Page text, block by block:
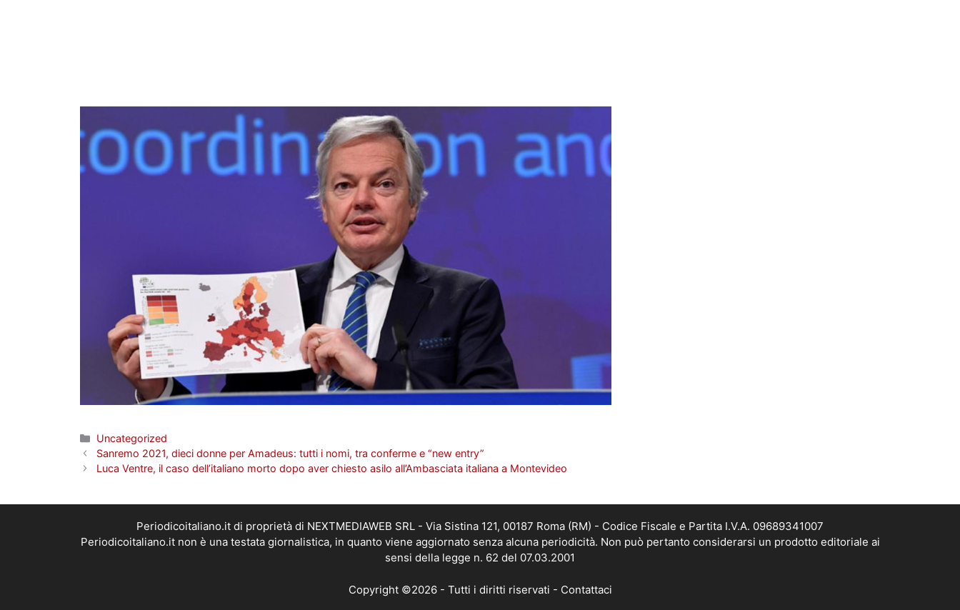
Categorie
Uncategorized
Sanremo 2021, dieci donne per Amadeus: tutti i nomi, tra conferme e “new entry”
Luca Ventre, il caso dell’italiano morto dopo aver chiesto asilo all’Ambasciata italiana a Montevideo
Periodicoitaliano.it di proprietà di NEXTMEDIAWEB SRL - Via Sistina 121, 00187 Roma (RM) - Codice Fiscale e Partita I.V.A. 09689341007
Periodicoitaliano.it non è una testata giornalistica, in quanto viene aggiornato senza alcuna periodicità. Non può pertanto considerarsi un prodotto editoriale ai
sensi della legge n. 62 del 07.03.2001
Copyright ©2026 - Tutti i diritti riservati - Contattaci